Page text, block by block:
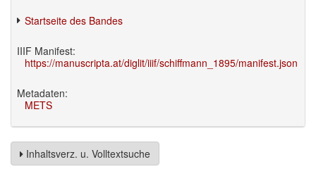
Startseite des Bandes
IIIF Manifest:
https://manuscripta.at/diglit/iiif/schiffmann_1895/manifest.json
Metadaten:
METS
Inhaltsverz. u. Volltextsuche